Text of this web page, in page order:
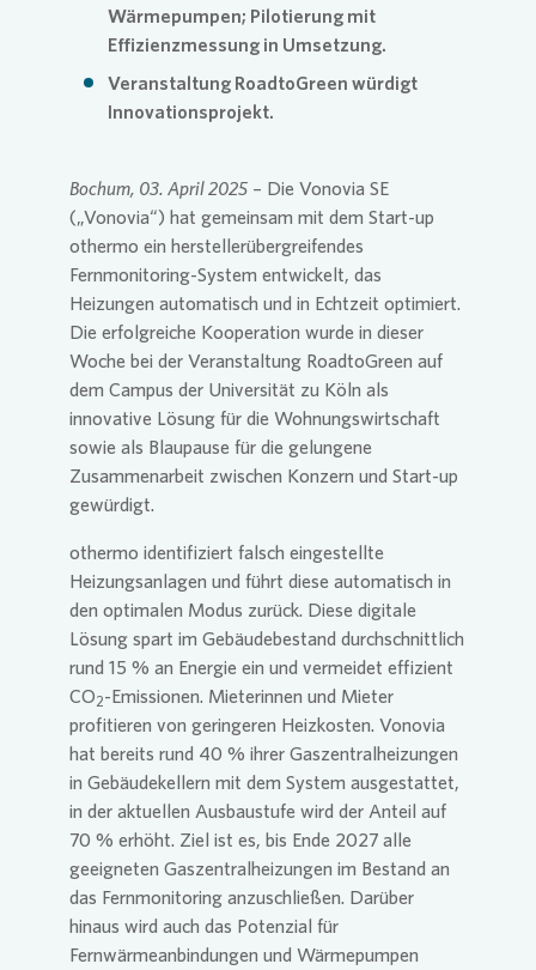
Wärmepumpen; Pilotierung mit
Effizienzmessung in Umsetzung.
Veranstaltung RoadtoGreen würdigt
Innovationsprojekt.
Bochum, 03. April 2025 – Die Vonovia SE
(„Vonovia“) hat gemeinsam mit dem Start-up
othermo ein herstellerübergreifendes
Fernmonitoring-System entwickelt, das
Heizungen automatisch und in Echtzeit optimiert.
Die erfolgreiche Kooperation wurde in dieser
Woche bei der Veranstaltung RoadtoGreen auf
dem Campus der Universität zu Köln als
innovative Lösung für die Wohnungswirtschaft
sowie als Blaupause für die gelungene
Zusammenarbeit zwischen Konzern und Start-up
gewürdigt.
othermo identifiziert falsch eingestellte
Heizungsanlagen und führt diese automatisch in
den optimalen Modus zurück. Diese digitale
Lösung spart im Gebäudebestand durchschnittlich
rund 15 % an Energie ein und vermeidet effizient
CO2-Emissionen. Mieterinnen und Mieter
profitieren von geringeren Heizkosten. Vonovia
hat bereits rund 40 % ihrer Gaszentralheizungen
in Gebäudekellern mit dem System ausgestattet,
in der aktuellen Ausbaustufe wird der Anteil auf
70 % erhöht. Ziel ist es, bis Ende 2027 alle
geeigneten Gaszentralheizungen im Bestand an
das Fernmonitoring anzuschließen. Darüber
hinaus wird auch das Potenzial für
Fernwärmeanbindungen und Wärmepumpen